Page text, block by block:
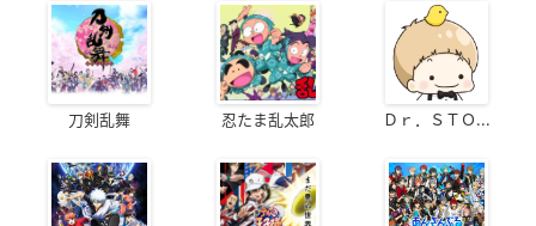
刀剣乱舞 忍たま乱太郎 Ｄｒ．ＳＴＯ...